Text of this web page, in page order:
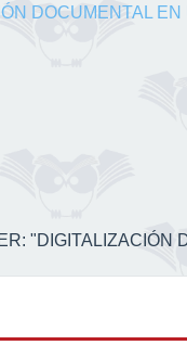
DOCUMENTAL
"DIGITALIZACIÓN